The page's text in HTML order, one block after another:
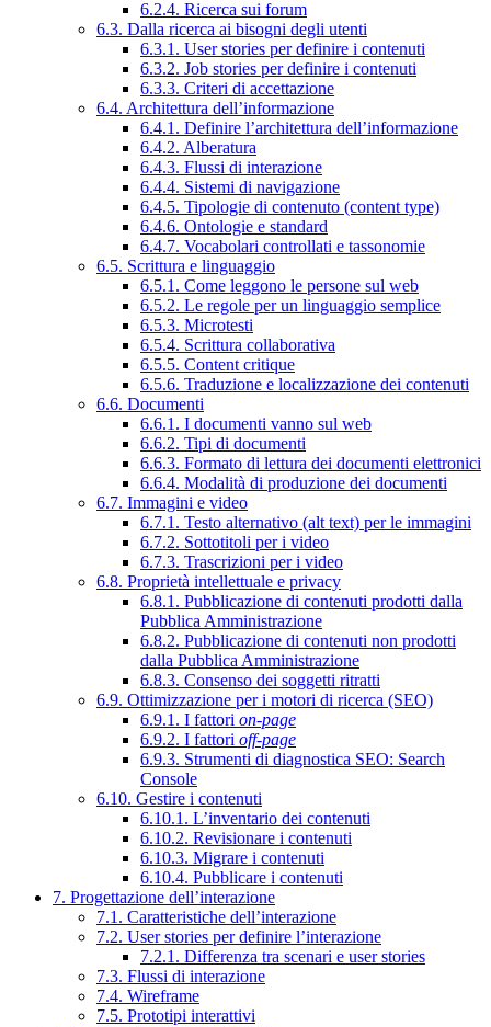
6.2.4. Ricerca sui forum
6.3. Dalla ricerca ai bisogni degli utenti
6.3.1. User stories per definire i contenuti
6.3.2. Job stories per definire i contenuti
6.3.3. Criteri di accettazione
6.4. Architettura dell’informazione
6.4.1. Definire l’architettura dell’informazione
6.4.2. Alberatura
6.4.3. Flussi di interazione
6.4.4. Sistemi di navigazione
6.4.5. Tipologie di contenuto (content type)
6.4.6. Ontologie e standard
6.4.7. Vocabolari controllati e tassonomie
6.5. Scrittura e linguaggio
6.5.1. Come leggono le persone sul web
6.5.2. Le regole per un linguaggio semplice
6.5.3. Microtesti
6.5.4. Scrittura collaborativa
6.5.5. Content critique
6.5.6. Traduzione e localizzazione dei contenuti
6.6. Documenti
6.6.1. I documenti vanno sul web
6.6.2. Tipi di documenti
6.6.3. Formato di lettura dei documenti elettronici
6.6.4. Modalità di produzione dei documenti
6.7. Immagini e video
6.7.1. Testo alternativo (alt text) per le immagini
6.7.2. Sottotitoli per i video
6.7.3. Trascrizioni per i video
6.8. Proprietà intellettuale e privacy
6.8.1. Pubblicazione di contenuti prodotti dalla
Pubblica Amministrazione
6.8.2. Pubblicazione di contenuti non prodotti
dalla Pubblica Amministrazione
6.8.3. Consenso dei soggetti ritratti
6.9. Ottimizzazione per i motori di ricerca (SEO)
6.9.1. I fattori on-page
6.9.2. I fattori off-page
6.9.3. Strumenti di diagnostica SEO: Search
Console
6.10. Gestire i contenuti
6.10.1. L’inventario dei contenuti
6.10.2. Revisionare i contenuti
6.10.3. Migrare i contenuti
6.10.4. Pubblicare i contenuti
7. Progettazione dell’interazione
7.1. Caratteristiche dell’interazione
7.2. User stories per definire l’interazione
7.2.1. Differenza tra scenari e user stories
7.3. Flussi di interazione
7.4. Wireframe
7.5. Prototipi interattivi